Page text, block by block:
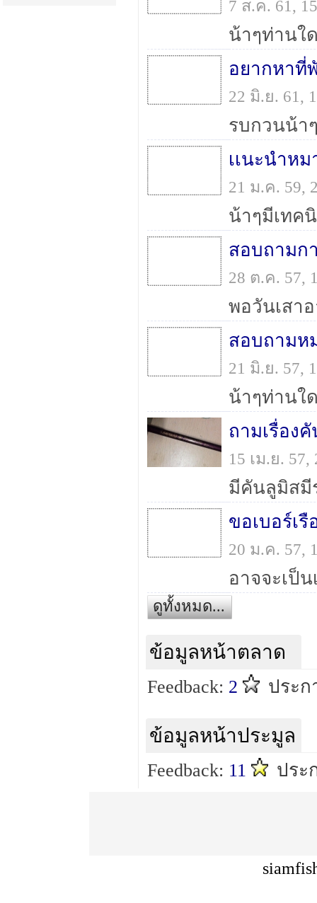
7 ส.ค. 61,
22 มิ.ย. 61,
เเนะนำห
21 ม.ค. 59,
สอบถามก
28 ต.ค. 57,
สอบถามห
21 มิ.ย. 57,
ถามเรื่อง
15 เม.ย.
ขอเบอร์เ
20 ม.ค. 57,
ดูทั้งหมด...
ข้อมูลหน้าตลาด
Feedback: 2 ประก
ข้อมูลหน้าประมูล
Feedback: 11 ประ